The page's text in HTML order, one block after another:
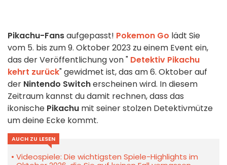
Pikachu-Fansaufgepasst! Pokemon Go lädt Sie
vom 5. bis zum 9. Oktober 2023 zu einem Event ein,
das der Veröffentlichung von " Detektiv Pikachu
kehrt zurück" gewidmet ist, das am 6. Oktober auf
der Nintendo Switcherscheinen wird. In diesem
Zeitraum kannst du damit rechnen, dass das
ikonische Pikachu mit seiner stolzen Detektivmütze
um deine Ecke kommt.
AUCH ZU LESEN
Videospiele: Die wichtigsten Spiele-Highlights im